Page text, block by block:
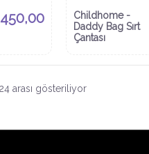
Childhome -
Daddy Bag Sırt
Çantası
arası gösteriliyor